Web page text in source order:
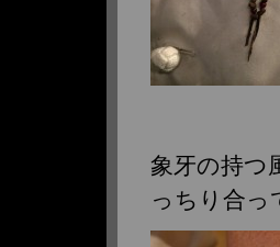
象牙の持つ
っちり合っ